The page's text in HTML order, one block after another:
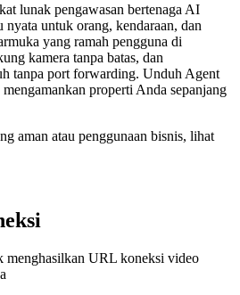
lunak pengawasan bertenaga AI
nyata untuk orang, kendaraan, dan
yang ramah pengguna di
kamera tanpa batas, dan
tanpa port forwarding. Unduh Agent
properti Anda sepanjang
aman atau penggunaan bisnis, lihat
URL koneksi video